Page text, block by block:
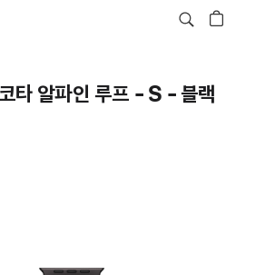
타 알파인 루프 - S - 블랙